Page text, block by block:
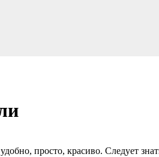
просто, красиво. Следует